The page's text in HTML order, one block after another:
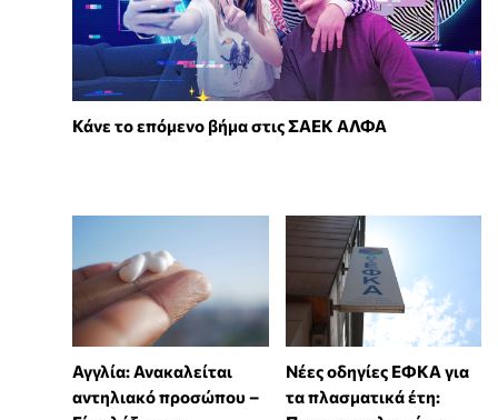
Κάνε το επόμενο βήμα στις ΣΑΕΚ ΑΛΦΑ
Αγγλία: Ανακαλείται
αντηλιακό προσώπου –
Νέες οδηγίες ΕΦΚΑ για
τα πλασματικά έτη: